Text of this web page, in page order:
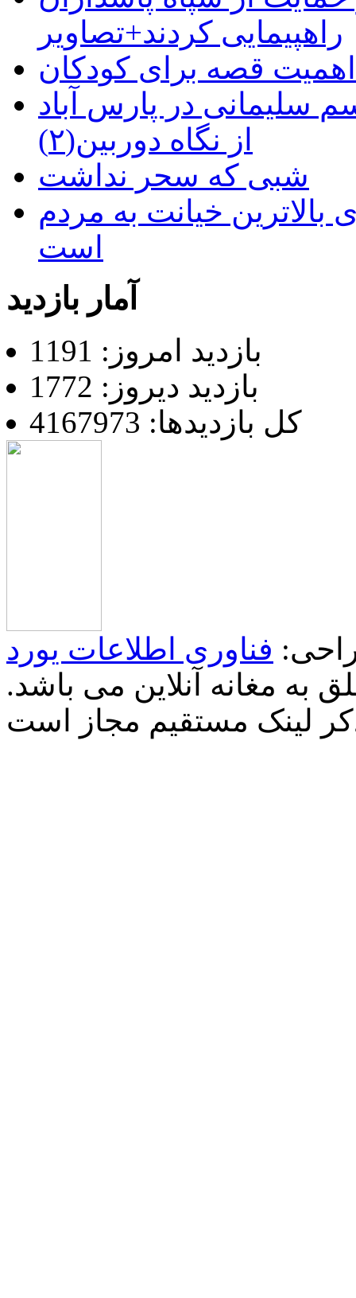
راهپیمایی کردند+تصاویر
سلیمانی در پارس آباد
از نگاه دوربین(۲)
شبی که سحر نداشت
خیانت به مردم
است
آمار بازدید
بازدید امروز: 1191
بازدید دیروز: 1772
کل بازدیدها: 4167973
فناوری اطلاعات یورد
به مغانه آنلاین می باشد.